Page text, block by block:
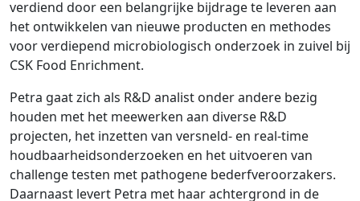
verdiend door een belangrijke bijdrage te leveren aan
het ontwikkelen van nieuwe producten en methodes
voor verdiepend microbiologisch onderzoek in zuivel bij
CSK Food Enrichment.
Petra gaat zich als R&D analist onder andere bezig
houden met het meewerken aan diverse R&D
projecten, het inzetten van versneld- en real-time
houdbaarheidsonderzoeken en het uitvoeren van
challenge testen met pathogene bederfveroorzakers.
Daarnaast levert Petra met haar achtergrond in de